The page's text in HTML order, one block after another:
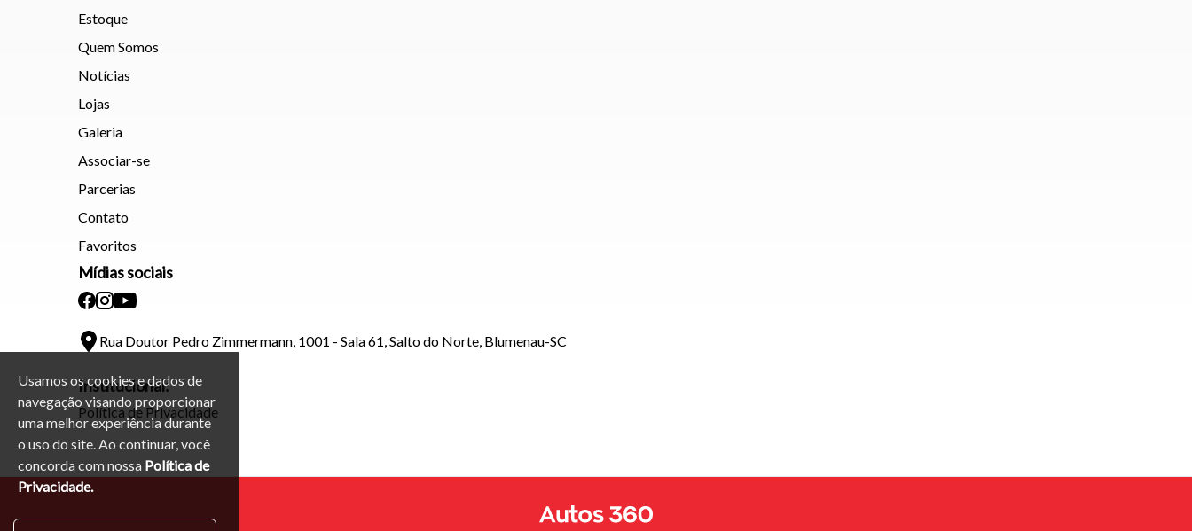
Usamos os cookies e dados de
navegação visando proporcionar
uma melhor experiência durante
o uso do site. Ao continuar, você
concorda com nossa Política de
Privacidade.
Estoque
Quem Somos
Notícias
Lojas
Galeria
Associar-se
Parcerias
Contato
Favoritos
Mídias sociais
Rua Doutor Pedro Zimmermann, 1001 - Sala 61, Salto do Norte, Blumenau-SC
Institucional:
Política de Privacidade